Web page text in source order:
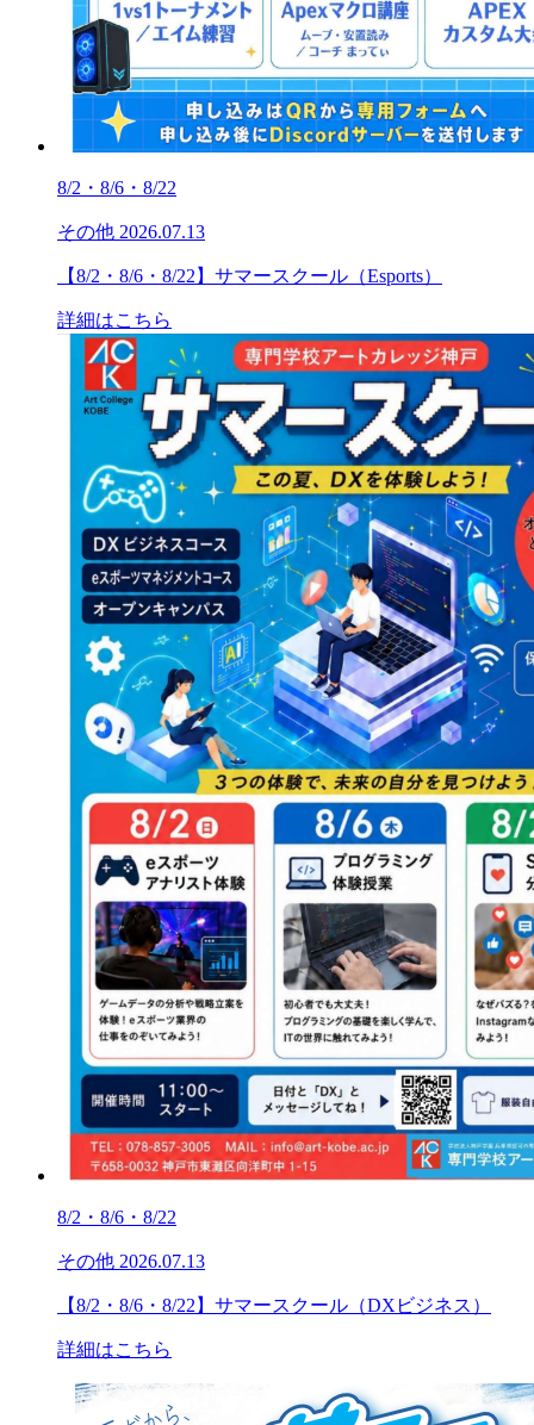
8/2・8/6・8/22
その他 2026.07.13
【8/2・8/6・8/22】サマースクール（Esports）
詳細はこちら
8/2・8/6・8/22
その他 2026.07.13
【8/2・8/6・8/22】サマースクール（DXビジネス）
詳細はこちら